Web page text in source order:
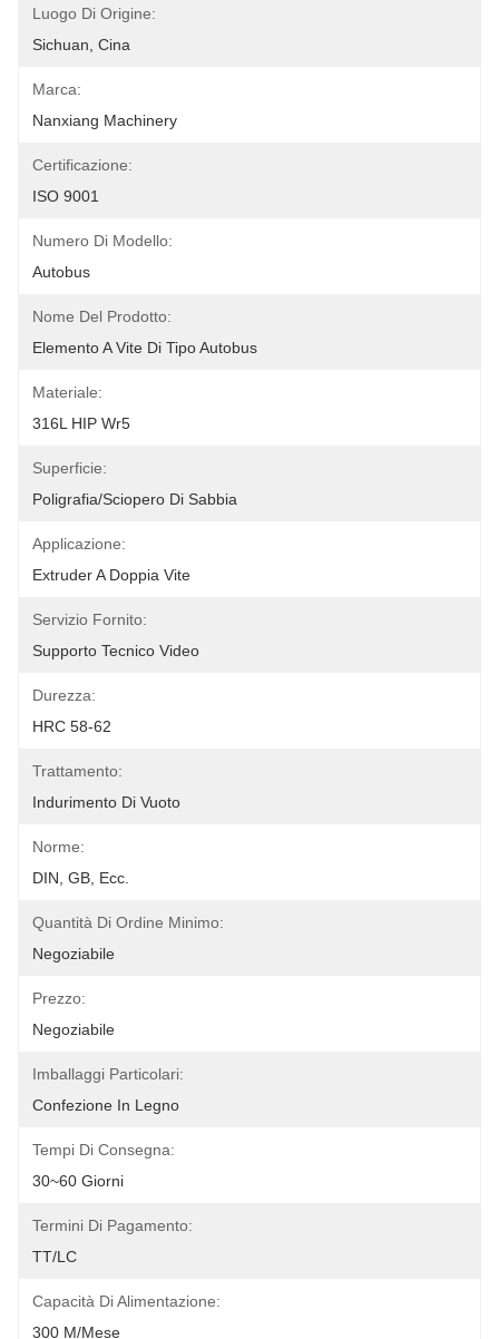
Luogo Di Origine:
Sichuan, Cina
Marca:
Nanxiang Machinery
Certificazione:
ISO 9001
Numero Di Modello:
Autobus
Nome Del Prodotto:
Elemento A Vite Di Tipo Autobus
Materiale:
316L HIP Wr5
Superficie:
Poligrafia/sciopero Di Sabbia
Applicazione:
Extruder A Doppia Vite
Servizio Fornito:
Supporto Tecnico Video
Durezza:
HRC 58-62
Trattamento:
Indurimento Di Vuoto
Norme:
DIN, GB, Ecc.
Quantità Di Ordine Minimo:
Negoziabile
Prezzo:
Negoziabile
Imballaggi Particolari:
Confezione In Legno
Tempi Di Consegna:
30~60 Giorni
Termini Di Pagamento:
TT/LC
Capacità Di Alimentazione:
300 M/mese